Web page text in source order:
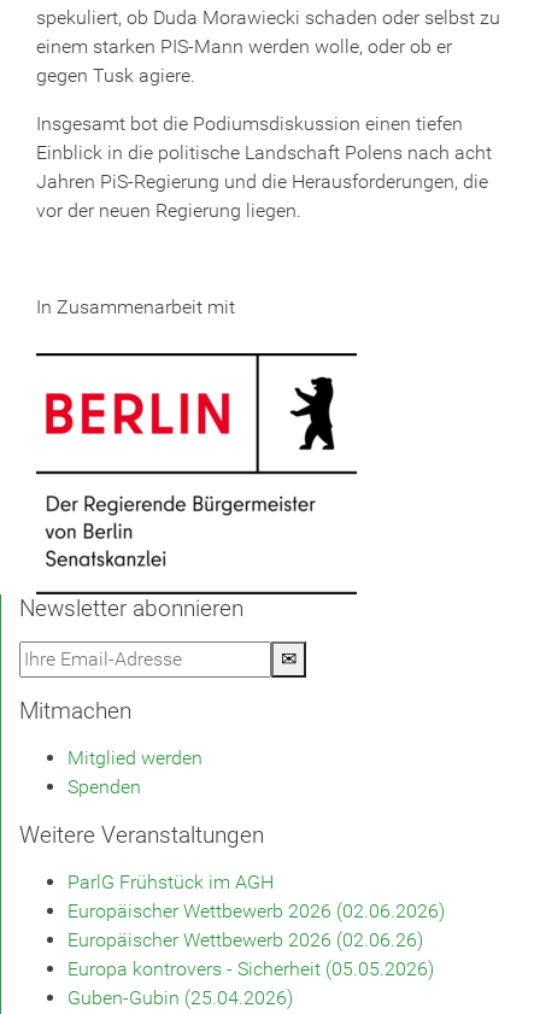
spekuliert, ob Duda Morawiecki schaden oder selbst zu
einem starken PIS-Mann werden wolle, oder ob er
gegen Tusk agiere.
Insgesamt bot die Podiumsdiskussion einen tiefen
Einblick in die politische Landschaft Polens nach acht
Jahren PiS-Regierung und die Herausforderungen, die
vor der neuen Regierung liegen.
In Zusammenarbeit mit
Newsletter abonnieren
✉
Mitmachen
Mitglied werden
Spenden
Weitere Veranstaltungen
ParlG Frühstück im AGH
Europäischer Wettbewerb 2026 (02.06.2026)
Europäischer Wettbewerb 2026 (02.06.26)
Europa kontrovers - Sicherheit (05.05.2026)
Guben-Gubin (25.04.2026)